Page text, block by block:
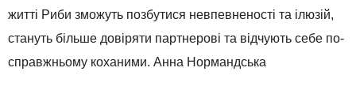
житті Риби зможуть позбутися невпевненості та ілюзій,
стануть більше довіряти партнерові та відчують себе по-
справжньому коханими. Анна Нормандська